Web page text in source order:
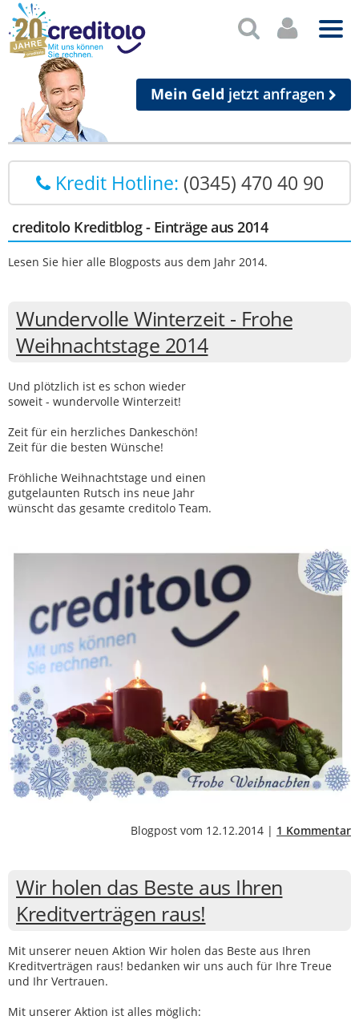
Mein Geld jetzt anfragen
Kredit Hotline: (0345) 470 40 90
creditolo Kreditblog - Einträge aus 2014
Lesen Sie hier alle Blogposts aus dem Jahr 2014.
Wundervolle Winterzeit - Frohe
Weihnachtstage 2014
Und plötzlich ist es schon wieder
soweit - wundervolle Winterzeit!
Zeit für ein herzliches Dankeschön!
Zeit für die besten Wünsche!
Fröhliche Weihnachtstage und einen
gutgelaunten Rutsch ins neue Jahr
wünscht das gesamte creditolo Team.
Blogpost vom 12.12.2014 | 1 Kommentar
Wir holen das Beste aus Ihren
Kreditverträgen raus!
Mit unserer neuen Aktion Wir holen das Beste aus Ihren
Kreditverträgen raus! bedanken wir uns auch für Ihre Treue
und Ihr Vertrauen.
Mit unserer Aktion ist alles möglich: